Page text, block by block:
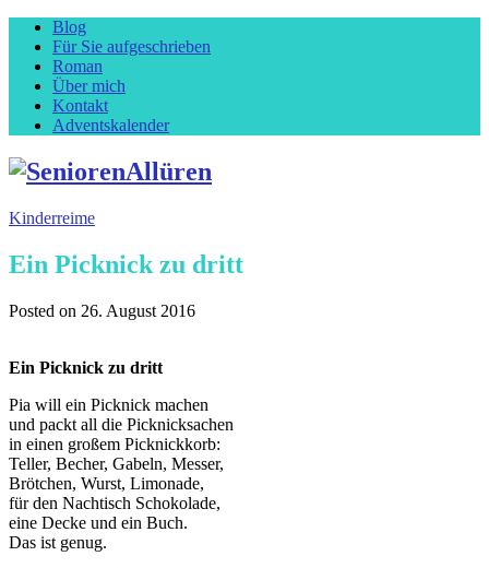
Blog
Für Sie aufgeschrieben
Roman
Über mich
Kontakt
Adventskalender
Kinderreime
Ein Picknick zu dritt
Posted on 26. August 2016
Ein Picknick zu dritt
Pia will ein Picknick machen
und packt all die Picknicksachen
in einen großem Picknickkorb:
Teller, Becher, Gabeln, Messer,
Brötchen, Wurst, Limonade,
für den Nachtisch Schokolade,
eine Decke und ein Buch.
Das ist genug.